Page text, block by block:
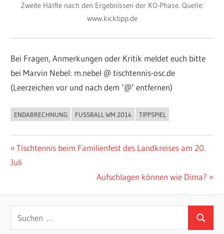
Zweite Hälfte nach den Ergebnissen der KO-Phase. Quelle:
www.kicktipp.de
Bei Fragen, Anmerkungen oder Kritik meldet euch bitte
bei Marvin Nebel: m.nebel @ tischtennis-osc.de
(Leerzeichen vor und nach dem ‘@’ entfernen)
ALLGEMEIN
ENDABRECHNUNG FUSSBALL WM 2014 TIPPSPIEL
Beitragsnavigation
Vorheriger
Beitrag:
Tischtennis beim Familienfest des Landkreises am 20.
Juli
Nächster
Aufschlagen können wie Dima?
Suchen
nach:
Suchen